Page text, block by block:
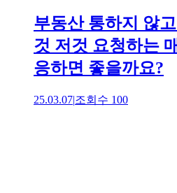
부동산 통하지 않
것 저것 요청하는
응하면 좋을까요?
25.03.07|조회수 100